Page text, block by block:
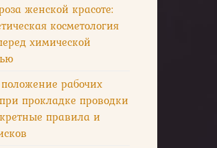
женской красоте:
косметология
химической
рабочих
прокладке проводки
правила и